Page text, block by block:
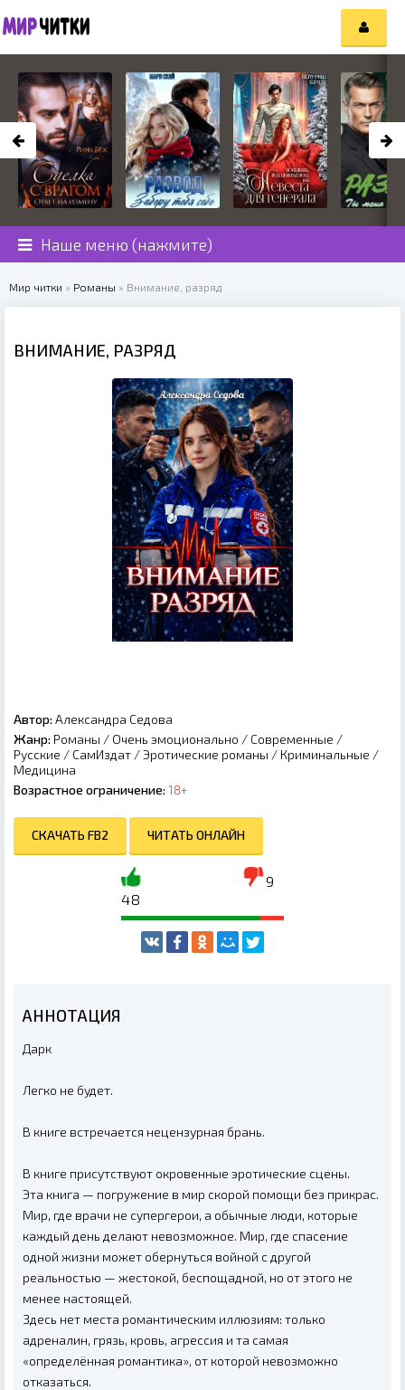
Наше меню (нажмите)
Мир читки » Романы » Внимание, разряд
ВНИМАНИЕ, РАЗРЯД
Автор: Александра Седова
Жанр: Романы / Очень эмоционально / Современные /
Русские / СамИздат /Эротические романы / Криминальные /
Медицина
Возрастное ограничение: 18+
СКАЧАТЬ FB2 ЧИТАТЬ ОНЛАЙН
48
9
АННОТАЦИЯ
Дарк
Легко не будет.
В книге встречается нецензурная брань.
В книге присутствуют окровенные эротические сцены.
Эта книга — погружение в мир скорой помощи без прикрас.
Мир, где врачи не супергерои, а обычные люди, которые
каждый день делают невозможное. Мир, где спасение
одной жизни может обернуться войной с другой
реальностью — жестокой, беспощадной, но от этого не
менее настоящей.
Здесь нет места романтическим иллюзиям: только
адреналин, грязь, кровь, агрессия и та самая
«определённая романтика», от которой невозможно
отказаться.